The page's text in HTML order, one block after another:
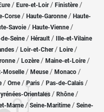
/ Eure-et-Loir / Finistère/
Corse/ Haute-Garonne/ Haute-
Savoie/ Haute-Vienne/
Seine/ Hérault / Ille-et-Vilaine
/ Loir-et-Cher/ Loire/
/ Lozère / Maine-et-Loire/
Moselle/ Meuse/ Monaco /
/ Orne/Paris / Pas-de-Calais /
Orientales / Rhône/
Marne/ Seine-Maritime/ Seine-